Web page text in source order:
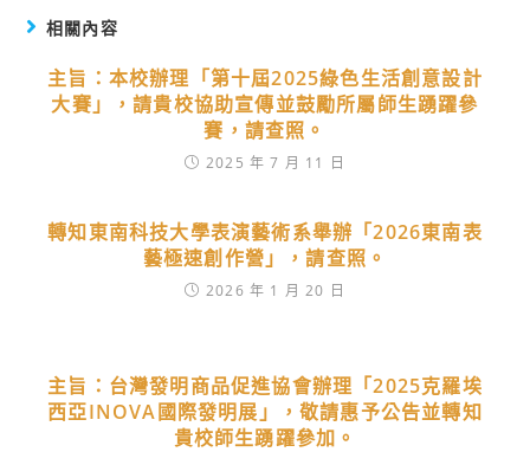
相關內容
主旨：本校辦理「第十屆2025綠色生活創意設計
大賽」，請貴校協助宣傳並鼓勵所屬師生踴躍參
賽，請查照。
2025 年 7 月 11 日
轉知東南科技大學表演藝術系舉辦「2026東南表
藝極速創作營」，請查照。
2026 年 1 月 20 日
主旨：台灣發明商品促進協會辦理「2025克羅埃
西亞INOVA國際發明展」，敬請惠予公告並轉知
貴校師生踴躍參加。